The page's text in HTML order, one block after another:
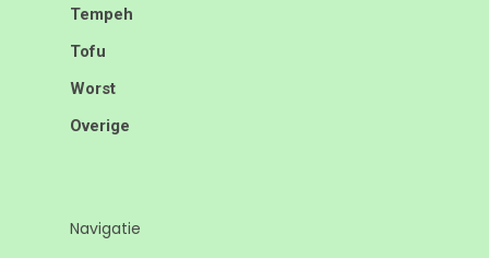
Tempeh
Tofu
Worst
Overige
Navigatie